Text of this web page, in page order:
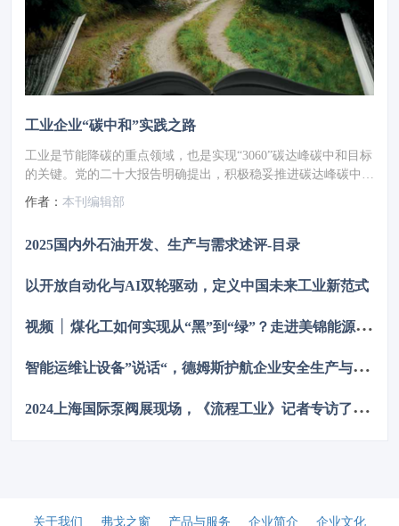
工业企业“碳中和”实践之路
工业是节能降碳的重点领域，也是实现“3060”碳达峰碳中和目标
的关键。党的二十大报告明确提出，积极稳妥推进碳达峰碳中
和，推进降碳、减污、扩绿、增长，完善能源消耗总量和强度调
控，重点控制化石能源消费，逐步转向碳排放总量和强度“双
展方面的成就，了解当下的创新技术和应用，《流程工业》编辑
国内外优秀的工业企业分享观点和产业实践，为广大的流程工业
作者： 本刊编辑部
2025国内外石油开发、生产与需求述评-目录
以开放自动化与AI双轮驱动，定义中国未来工业新范式
视
频 │ 煤化工如何实现从“黑”到“绿”？走进美锦能源低碳发展标杆项目
智
能运维让设备”说话“，德姆斯护航企业安全生产与降本增效
2
024上海国际泵阀展现场，《流程工业》记者专访了中国善若泵业科技有限公司总经理 卢阳
关于我们 弗戈之窗 产品与服务 企业简介 企业文化